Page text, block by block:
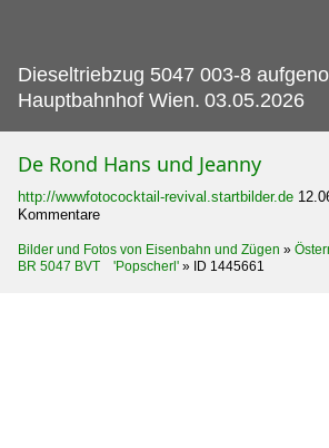
Dieseltriebzug 5047 003-8
Hauptbahnhof Wien. 03.05.2026
De Rond Hans und Jeanny
http://wwwfotococktail-revival.startbilder.de
Kommentare
Bilder und Fotos von Eisenbahn und Zügen »
BR 5047 BVT 'Popscherl' » ID 1445661